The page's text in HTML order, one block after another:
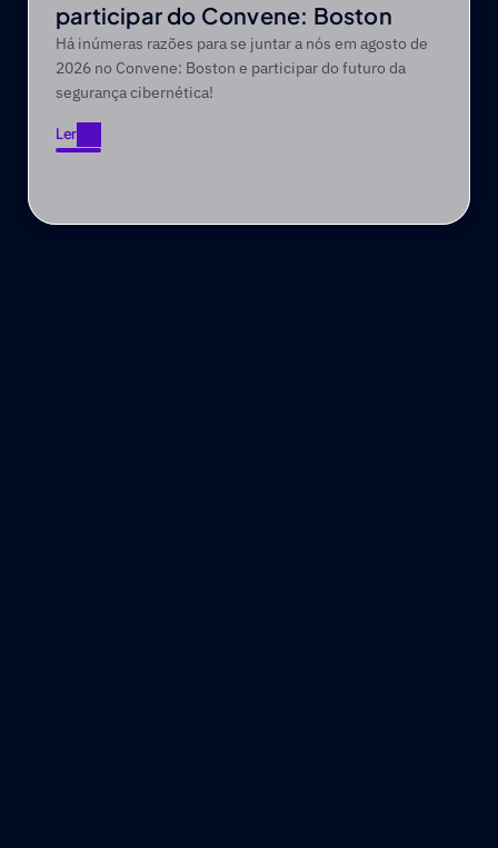
participar do Convene: Boston
Há inúmeras razões para se juntar a nós em agosto de
2026 no Convene: Boston e participar do futuro da
segurança cibernética!
Ler
Ler